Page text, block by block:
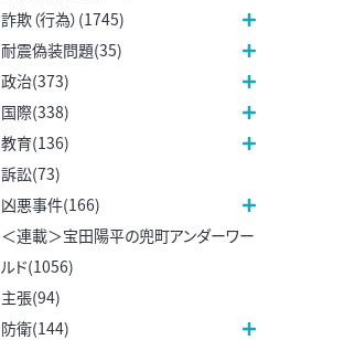
詐欺（行為）(1745)
耐震偽装問題(35)
政治(373)
国際(338)
教育(136)
訴訟(73)
凶悪事件(166)
＜連載＞宝田陽平の兜町アンダーワー
ルド(1056)
主張(94)
防衛(144)